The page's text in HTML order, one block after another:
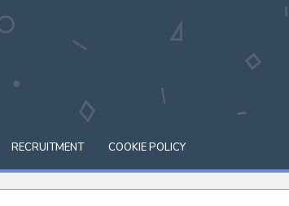
RECRUITMENT COOKIE POLICY